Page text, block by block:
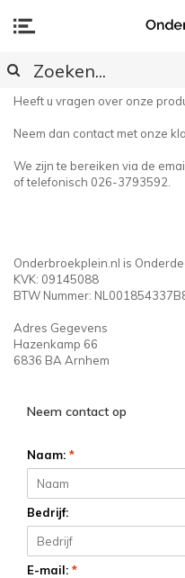
CONTACT
Heeft u vragen over onze
Neem dan contact met onze
We zijn te bereiken via de
of telefonisch 026-3793592.
Onderbroekplein.nl is
KVK: 09145088
BTW Nummer:
Adres Gegevens
Hazenkamp 66
6836 BA Arnhem
Neem contact op
Naam: *
Bedrijf:
E-mail: *